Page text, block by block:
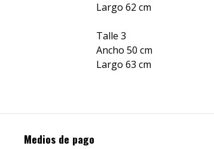
Largo 62 cm
Talle 3
Ancho 50 cm
Largo 63 cm
Medios de pago